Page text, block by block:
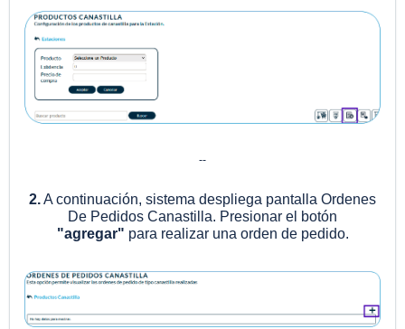
--
2.A continuación, sistema despliega pantalla Ordenes
De Pedidos Canastilla. Presionar el botón
"agregar" para realizar una orden de pedido.